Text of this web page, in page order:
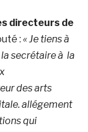
directeurs de
: « Je tiens à
secrétaire à la
des arts
allégement
qui